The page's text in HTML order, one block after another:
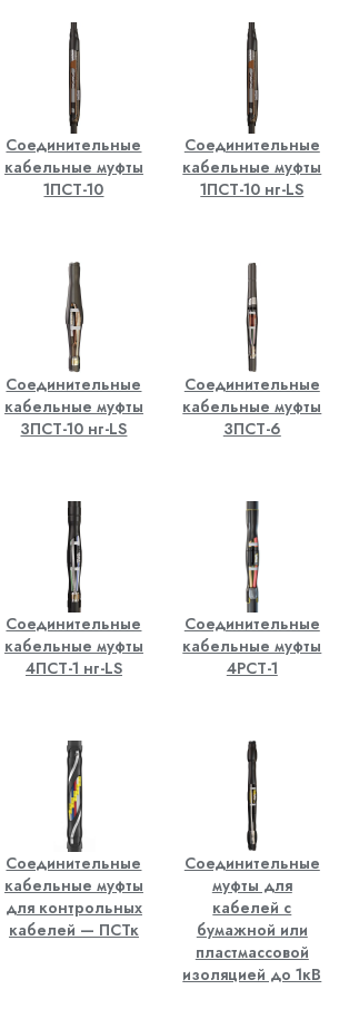
Соединительные
кабельные муфты
1ПСТ-10
Соединительные
кабельные муфты
1ПСТ-10 нг-LS
Соединительные
кабельные муфты
3ПСТ-10 нг-LS
Соединительные
кабельные муфты
3ПСТ-6
Соединительные
кабельные муфты
4ПСТ-1 нг-LS
Соединительные
кабельные муфты
4РСТ-1
Соединительные
кабельные муфты
для контрольных
кабелей — ПСТк
Соединительные
муфты для
кабелей с
бумажной или
пластмассовой
изоляцией до 1кВ